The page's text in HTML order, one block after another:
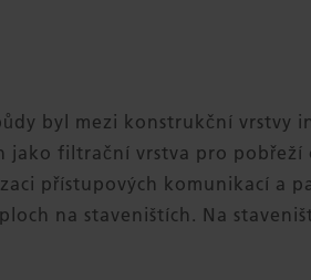
byl mezi konstrukční vrstvy
jako filtrační vrstva pro
přístupových komunikací a
na staveništích. Na